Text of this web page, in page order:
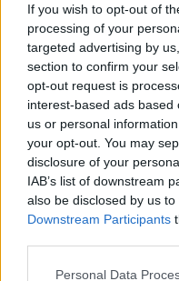
If you wish to opt-out of
processing of your
targeted advertising by
section to confirm your
opt-out request is
interest-based ads
us or personal
your opt-out. You may
disclosure of your
IAB’s list of downstream
also be disclosed by us
Downstream Participants
Please note that this
Personal Data
ENDURANCE / 2026. JÚN.
Az egyik
gyártó szoros
i győzelemért